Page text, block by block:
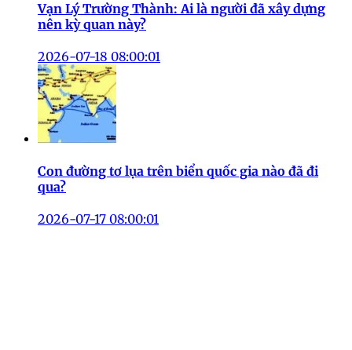
Vạn Lý Trường Thành: Ai là người đã xây dựng
nên kỳ quan này?
2026-07-18 08:00:01
Con đường tơ lụa trên biển quốc gia nào đã đi
qua?
2026-07-17 08:00:01